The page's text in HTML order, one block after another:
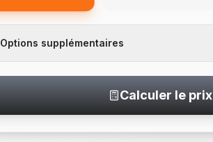
Options supplémentaires
Calculer le prix